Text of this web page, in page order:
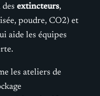
extincteurs,
poudre, CO2) et
aide les équipes
les ateliers de